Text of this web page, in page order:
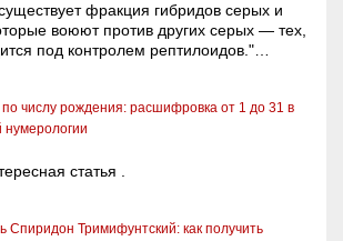
фракция гибридов серых и
воюют против других серых — тех,
под контролем рептилоидов."…
числу рождения: расшифровка от 1 до 31 в
нумерологии
статья .
Спиридон Тримифунтский: как получить